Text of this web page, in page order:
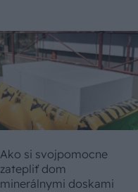
Ako si svojpomocne
zatepliť dom
minerálnymi doskami